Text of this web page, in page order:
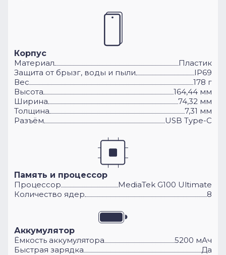
Корпус
Материал
Пластик
Защита от брызг, воды и пыли
IP69
Вес
178 г
Высота
164,44 мм
Ширина
74,32 мм
Толщина
7,31 мм
Разъём
USB Type-C
Память и процессор
Процессор
MediaTek G100 Ultimate
Количество ядер
8
Аккумулятор
Ёмкость аккумулятора
5200 мАч
Быстрая зарядка
Да